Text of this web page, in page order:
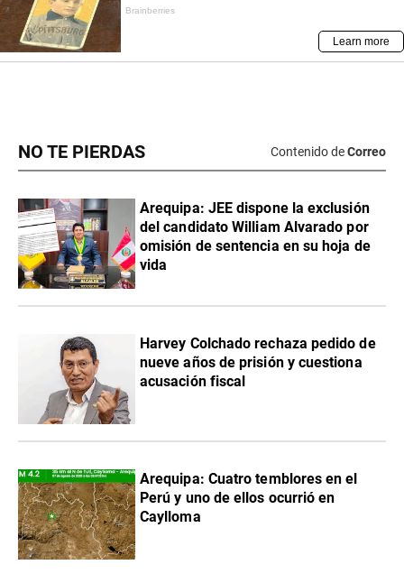
NO TE PIERDAS Contenido deCorreo
​Arequipa: JEE dispone la exclusión
del candidato William Alvarado por
omisión de sentencia en su hoja de
vida
Harvey Colchado rechaza pedido de
nueve años de prisión y cuestiona
acusación fiscal
Arequipa: Cuatro temblores en el
Perú y uno de ellos ocurrió en
Caylloma